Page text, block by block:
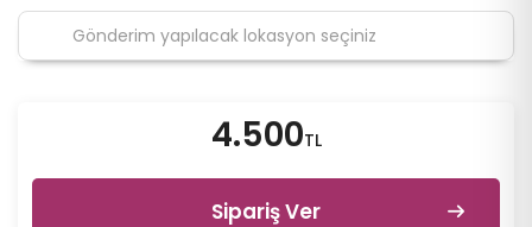
4.500TL
Sipariş Ver